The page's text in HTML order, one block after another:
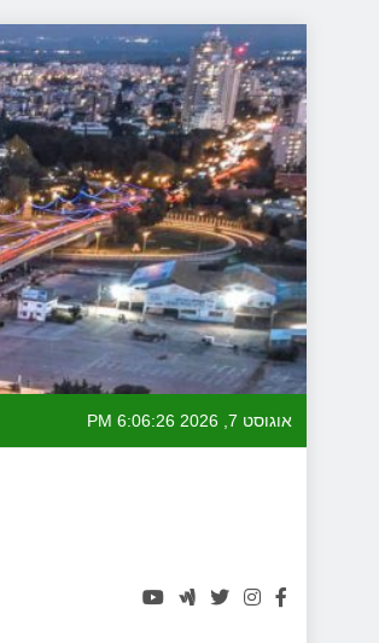
to
content
אוגוסט 7, 2026 6:06:26 PM